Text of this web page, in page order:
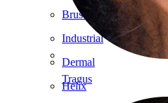
Tragus
Brustwarzen
Industrial
Dermal
Helix